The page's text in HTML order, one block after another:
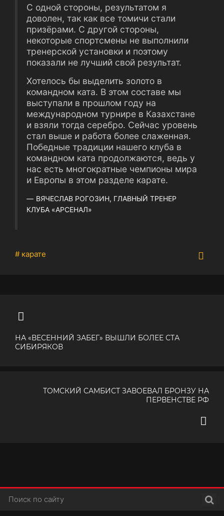
С одной стороны, результатом я
доволен, так как все томичи стали
призёрами. С другой стороны,
некоторые спортсмены не выполнили
тренерской установки и поэтому
показали не лучший свой результат.
Хотелось бы выделить золото в
командном ката. В этом составе мы
выступали в прошлом году на
международном турнире в Казахстане
и взяли тогда серебро. Сейчас уровень
стал выше и работа более слаженная.
Победные традиции нашего клуба в
командном ката продолжаются, ведь у
нас есть многократные чемпионы мира
и Европы в этом разделе карате.
ВЯЧЕСЛАВ РОГОЗИН, ГЛАВНЫЙ ТРЕНЕР
КЛУБА «АРСЕНАЛ»
# карате
НА «ВЕСЕННИЙ ЗАБЕГ» ВЫШЛИ БОЛЕЕ СТА
СИБИРЯКОВ
ТОМСКИЙ САМБИСТ ЗАВОЕВАЛ БРОНЗУ НА
ПЕРВЕНСТВЕ РФ